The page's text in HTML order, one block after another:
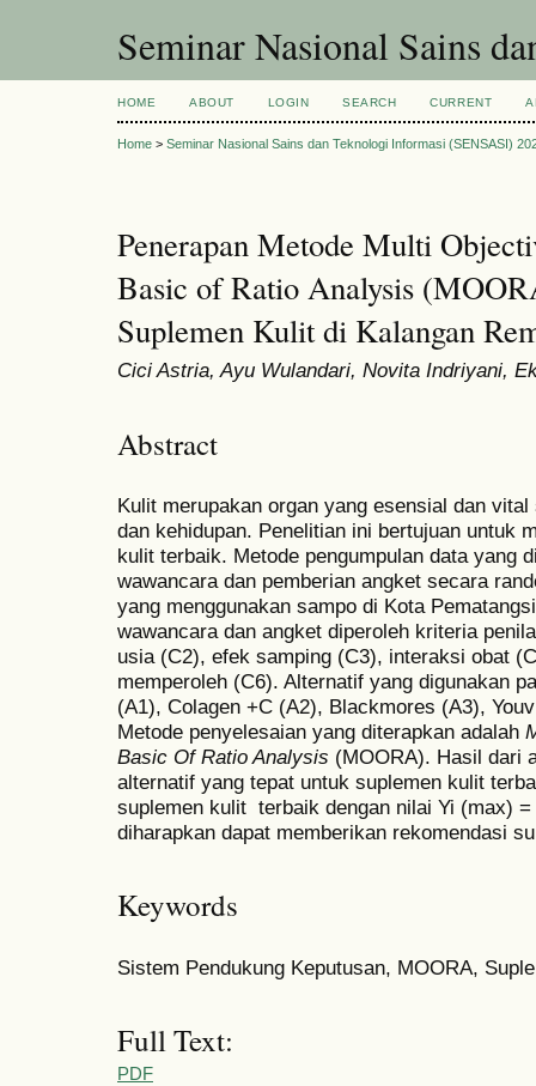
Seminar Nasional Sains
HOME ABOUT LOGIN SEARCH CURRENT
Home > Seminar Nasional Sains dan Teknologi Informasi (SENSASI)
Penerapan Metode Multi
Basic of Ratio Analysis
Suplemen Kulit di Kalangan
Cici Astria, Ayu Wulandari, Novita Indriyani,
Abstract
Kulit merupakan organ yang esensial dan
dan kehidupan. Penelitian ini bertujuan untuk
kulit terbaik. Metode pengumpulan data yang
wawancara dan pemberian angket secara
yang menggunakan sampo di Kota
wawancara dan angket diperoleh kriteria
usia (C2), efek samping (C3), interaksi obat
memperoleh (C6). Alternatif yang digunakan
(A1), Colagen +C (A2), Blackmores (A3),
Metode penyelesaian yang diterapkan adalah
Basic Of Ratio Analysis (MOORA). Hasil dari
alternatif yang tepat untuk suplemen kulit
suplemen kulit terbaik dengan nilai Yi (max)
diharapkan dapat memberikan rekomendasi
Keywords
Sistem Pendukung Keputusan, MOORA,
Full Text:
PDF